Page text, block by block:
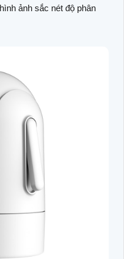
ảnh sắc nét độ phân